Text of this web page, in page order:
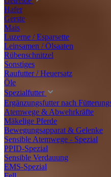
Hafer
Gerste
Mais
Luzerne / Esparsette
Leinsamen / Ölsaaten
Rübenschnitzel
Sonstiges
Raufutter / Heuersatz
Öle
Spezialfutter
Ergänzungsfutter nach
Atemwege & Abwehrkräfte
Mäkelige Pferde
Bewegungsapparat & Gelenke
Sensible Atemwege - Spezial
PPID-Spezial
Sensible Verdauung
EMS-Spezial